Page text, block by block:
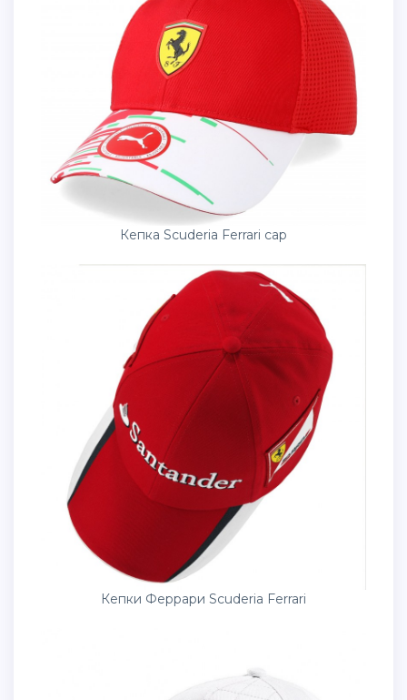
Кепка Scuderia Ferrari cap
Кепки Феррари Scuderia Ferrari